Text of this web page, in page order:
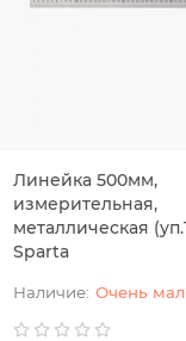
Линейка 500мм,
измерительная,
металлическая
Sparta
Очень